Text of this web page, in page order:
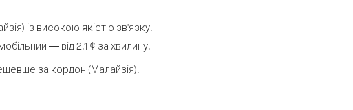
із високою якістю зв'язку.
— від 2.1 ¢ за хвилину.
за кордон (Малайзія).